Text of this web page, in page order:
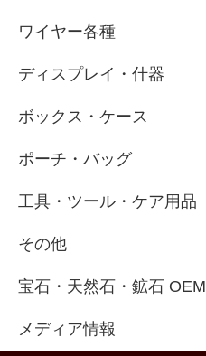
ワイヤー各種
ディスプレイ・什器
ボックス・ケース
ポーチ・バッグ
工具・ツール・ケア用品
その他
宝石・天然石・鉱石 OEM
メディア情報